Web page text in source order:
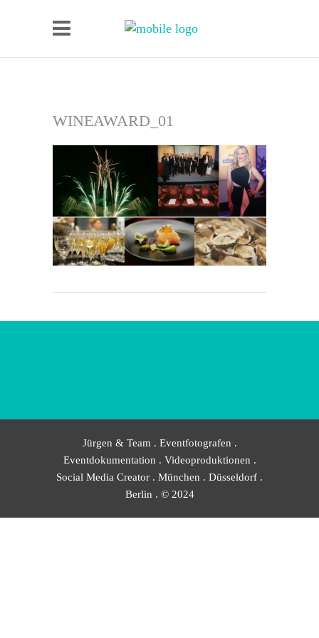
WINEAWARD_01
Jürgen & Team . Eventfotografen .
Eventdokumentation . Videoproduktionen .
Social Media Creator . München . Düsseldorf .
Berlin . © 2024